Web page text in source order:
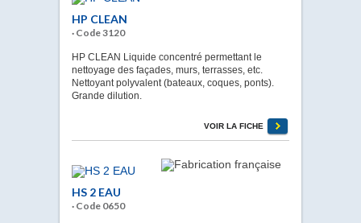
HP CLEAN
· Code 3120
HP CLEAN Liquide concentré permettant le
nettoyage des façades, murs, terrasses, etc.
Nettoyant polyvalent (bateaux, coques, ponts).
Grande dilution.
VOIR LA FICHE
HS 2 EAU
· Code 0650